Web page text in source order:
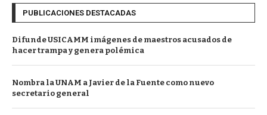
PUBLICACIONES DESTACADAS
Difunde USICAMM imágenes de maestros acusados de
hacer trampa y genera polémica
Nombra la UNAM a Javier de la Fuente como nuevo
secretario general